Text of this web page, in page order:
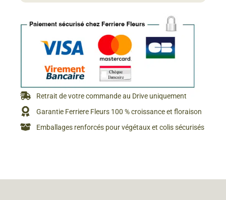
Retrait de votre commande au Drive uniquement
Garantie Ferriere Fleurs 100 % croissance et floraison
Emballages renforcés pour végétaux et colis sécurisés